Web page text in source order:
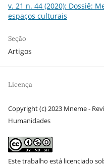
v. 21 n. 44 (2020): Dossiê:
espaços culturais
Seção
Artigos
Licença
Copyright (c) 2023 Mneme -
Humanidades
Este trabalho está licenciado